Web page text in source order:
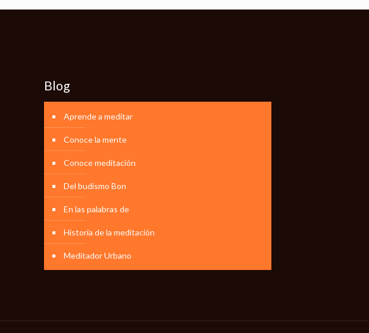
Blog
Aprende a meditar
Conoce la mente
Conoce meditación
Del budismo Bon
En las palabras de
Historia de la meditación
Meditador Urbano